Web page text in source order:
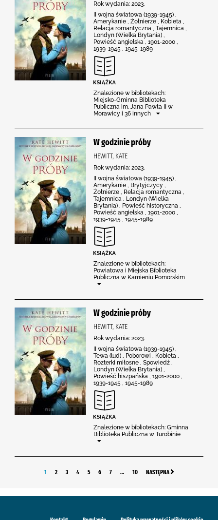
Rok wydania: 2023.
II wojna światowa (1939-1945) ,
Amerykanie , Żołnierze , Kobieta ,
Relacja romantyczna , Tajemnica ,
Londyn (Wielka Brytania) ,
Powieść angielska , 1901-2000 ,
1939-1945 , 1945-1989
Znalezione w bibliotekach:
Miejsko-Gminna Biblioteka
Publiczna im. Jana Pawła II w
Morawicy i 36 innych
W godzinie próby
HEWITT, KATE
Rok wydania: 2023.
II wojna światowa (1939-1945) ,
Amerykanie , Brytyjczycy ,
Żołnierze , Relacja romantyczna ,
Tajemnica , Londyn (Wielka
Brytania) , Powieść historyczna ,
Powieść angielska , 1901-2000 ,
1939-1945 , 1945-1989
Znalezione w bibliotekach:
Powiatowa i Miejska Biblioteka
Publiczna w Kamieniu Pomorskim
W godzinie próby
HEWITT, KATE
Rok wydania: 2023.
II wojna światowa (1939-1945) ,
Tewa (lud) , Poborowi , Kobieta ,
Rozterki miłosne , Spowiedź ,
Londyn (Wielka Brytania) ,
Powieść hiszpańska , 1901-2000 ,
1939-1945 , 1945-1989
Znalezione w bibliotekach: Gminna
Biblioteka Publiczna w Turobinie
1 2 3 4 5 6 7 … 10 NASTĘPNA